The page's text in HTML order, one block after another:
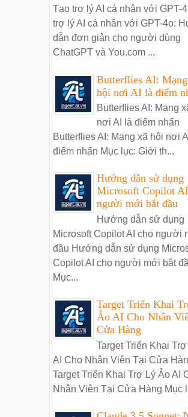
Tạo trợ lý AI cá nhân với GPT-
trợ lý AI cá nhân với GPT-4o:
dẫn đơn giản cho người dùng
ChatGPT và You.com ...
Butterflies AI:
hội nơi AI là điểm
Butterflies AI: Mạng
nơi AI là điểm nhấn
Butterflies AI: Mạng xã hội nơi
điểm nhấn Mục lục: Giới th...
Hướng dẫn sử dụng
Microsoft Copilot
người mới bắt đầu
Hướng dẫn sử dụng
Microsoft Copilot AI cho người
đầu Hướng dẫn sử dụng
Copilot AI cho người mới bắt
Mục...
Target Triển Khai
Ảo AI Cho Nhân
Cửa Hàng
Target Triển Khai
AI Cho Nhân Viên Tại Cửa
Target Triển Khai Trợ Lý Ảo AI
Nhân Viên Tại Cửa Hàng Mục